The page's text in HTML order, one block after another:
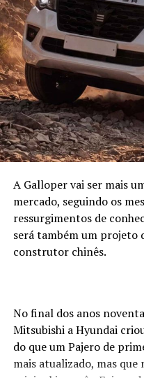
A Galloper vai ser mais
mercado, seguindo os
ressurgimentos de
será também um projeto
construtor chinês.
No final dos anos
Mitsubishi a Hyundai
do que um Pajero de
mais atualizado, mas